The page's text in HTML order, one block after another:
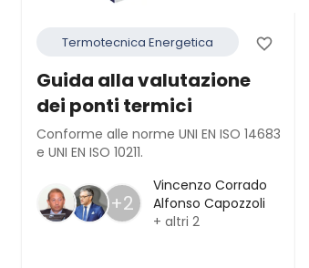
Termotecnica Energetica
Guida alla valutazione
dei ponti termici
Conforme alle norme UNI EN ISO 14683
e UNI EN ISO 10211.
+2
Vincenzo Corrado
Alfonso Capozzoli
+ altri 2